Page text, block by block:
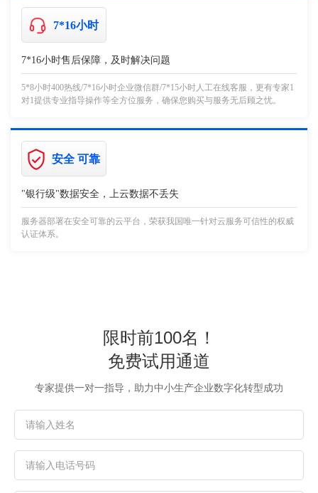
7*16小时
7*16小时售后保障，及时解决问题
5*8小时400热线/7*16小时企业微信群/7*15小时人工在线客服，更有专家1
对1提供专业指导操作等全方位服务，确保您购买与服务无后顾之忧。
安全 可靠
"银行级"数据安全，上云数据不丢失
服务器部署在安全可靠的云平台，荣获我国唯一针对云服务可信性的权威
认证体系。
限时前100名！
免费试用通道
专家提供一对一指导，助力中小生产企业数字化转型成功